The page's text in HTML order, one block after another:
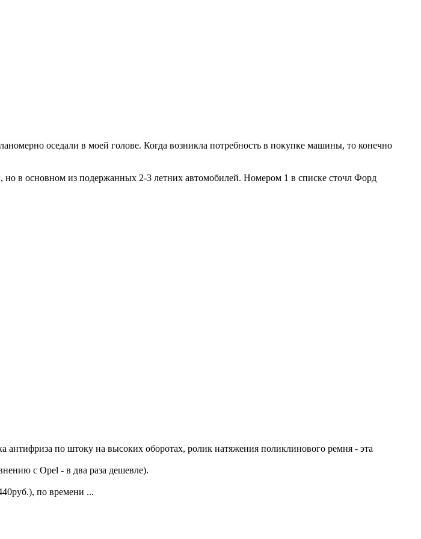
оседали в моей голове. Когда возникла потребность в покупке машины, то конечно
в основном из подержанных 2-3 летних автомобилей. Номером 1 в списке сточл Форд
антифриза по штоку на высоких оборотах, ролик натяжения поликлинового ремня - эта
с Opel - в два раза дешевле).
по времени ...